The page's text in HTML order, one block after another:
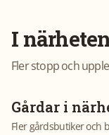
I
Fler stopp och
Gårdar i
Fler gårdsbutiker och